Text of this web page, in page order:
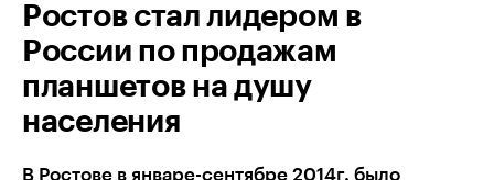
Ростов стал лидером в
России по продажам
планшетов на душу
населения
В Ростове в январе-сентябре 2014г. было